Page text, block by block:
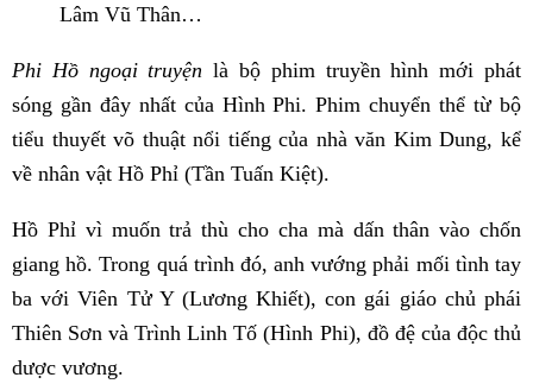
Lâm Vũ Thân…
Phi Hồ ngoại truyện là bộ phim truyền hình mới phát
sóng gần đây nhất của Hình Phi. Phim chuyển thể từ bộ
tiểu thuyết võ thuật nổi tiếng của nhà văn Kim Dung, kể
về nhân vật Hồ Phỉ (Tần Tuấn Kiệt).
Hồ Phỉ vì muốn trả thù cho cha mà dấn thân vào chốn
giang hồ. Trong quá trình đó, anh vướng phải mối tình tay
ba với Viên Tử Y (Lương Khiết), con gái giáo chủ phái
Thiên Sơn và Trình Linh Tố (Hình Phi), đồ đệ của độc thủ
dược vương.